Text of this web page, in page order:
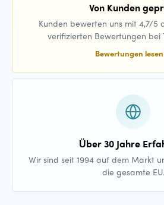
Von Kunden
Kunden bewerten uns mit 4,7/5
verifizierten Bewertungen bei
Bewertungen lesen
Über 30 Jahre
Wir sind seit 1994 auf dem Markt
die gesamte EU.